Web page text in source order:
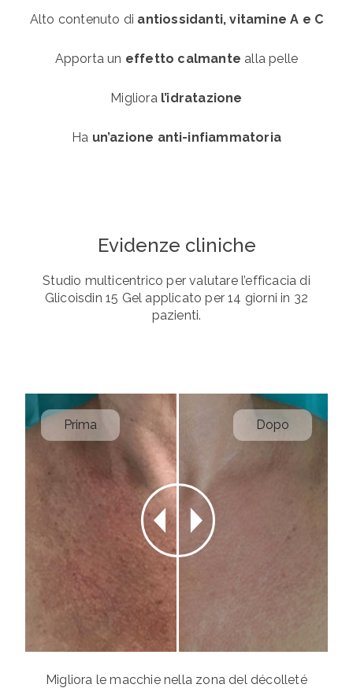
Alto contenuto di antiossidanti, vitamine A e C
Apporta un effetto calmante alla pelle
Migliora l’idratazione
Ha un’azione anti-infiammatoria
Evidenze cliniche
Studio multicentrico per valutare l’efficacia di
Glicoisdin 15 Gel applicato per 14 giorni in 32
pazienti.
Prima Dopo
Migliora le macchie nella zona del décolleté